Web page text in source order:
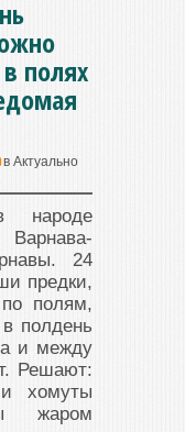
полях
в Актуально
народе
24
предки,
полям,
полдень
и между
Решают:
хомуты
жаром